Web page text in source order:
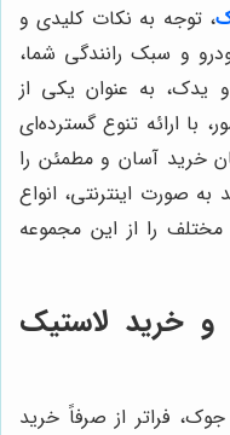
، توجه به نکات کلیدی و
و سبک رانندگی شما،
به عنوان یکی از
با ارائه تنوع گسترده‌ای
خرید آسان و مطمئن را
صورت اینترنتی، انواع
را از این مجموعه
و خرید لاستیک
فراتر از صرفاً خرید